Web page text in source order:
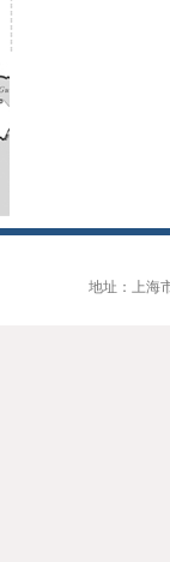
地址：上海